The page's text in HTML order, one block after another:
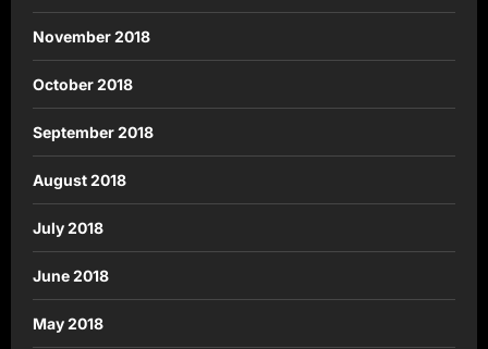
November 2018
October 2018
September 2018
August 2018
July 2018
June 2018
May 2018